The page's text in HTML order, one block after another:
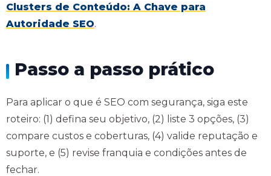
Clusters de Conteúdo: A Chave para
Autoridade SEO.
Passo a passo prático
Para aplicar o que é SEO com segurança, siga este
roteiro: (1) defina seu objetivo, (2) liste 3 opções, (3)
compare custos e coberturas, (4) valide reputação e
suporte, e (5) revise franquia e condições antes de
fechar.